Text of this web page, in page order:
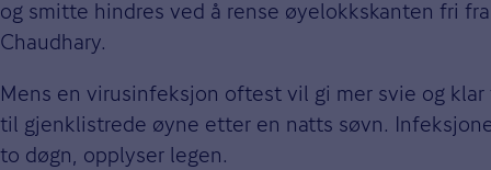
og smitte hindres ved å rense øyelokkskanten fri
Chaudhary.
Mens en virusinfeksjon oftest vil gi mer svie og
til gjenklistrede øyne etter en natts søvn.
to døgn, opplyser legen.